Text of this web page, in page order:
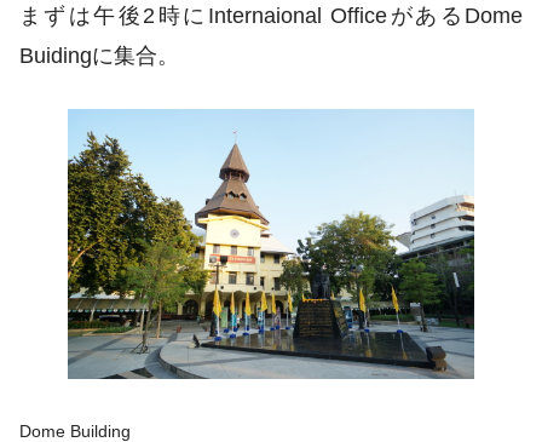
まずは午後2時にInternaional OfficeがあるDome
Buidingに集合。
Dome Building